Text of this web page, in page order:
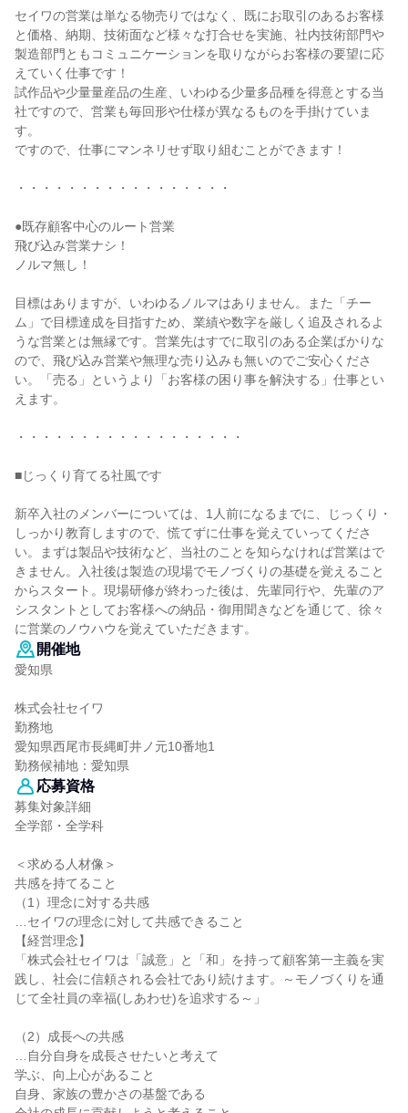
セイワの営業は単なる物売りではなく、既にお取引のあるお客様
と価格、納期、技術面など様々な打合せを実施、社内技術部門や
製造部門ともコミュニケーションを取りながらお客様の要望に応
えていく仕事です！
試作品や少量量産品の生産、いわゆる少量多品種を得意とする当
社ですので、営業も毎回形や仕様が異なるものを手掛けていま
す。
ですので、仕事にマンネリせず取り組むことができます！
・・・・・・・・・・・・・・・・・
●既存顧客中心のルート営業
飛び込み営業ナシ！
ノルマ無し！
目標はありますが、いわゆるノルマはありません。また「チー
ム」で目標達成を目指すため、業績や数字を厳しく追及されるよ
うな営業とは無縁です。営業先はすでに取引のある企業ばかりな
ので、飛び込み営業や無理な売り込みも無いのでご安心くださ
い。「売る」というより「お客様の困り事を解決する」仕事とい
えます。
・・・・・・・・・・・・・・・・・・
■じっくり育てる社風です
新卒入社のメンバーについては、1人前になるまでに、じっくり・
しっかり教育しますので、慌てずに仕事を覚えていってくださ
い。まずは製品や技術など、当社のことを知らなければ営業はで
きません。入社後は製造の現場でモノづくりの基礎を覚えること
からスタート。現場研修が終わった後は、先輩同行や、先輩のア
シスタントとしてお客様への納品・御用聞きなどを通じて、徐々
に営業のノウハウを覚えていただきます。
開催地
愛知県
株式会社セイワ
勤務地
愛知県西尾市長縄町井ノ元10番地1
勤務候補地：愛知県
応募資格
募集対象詳細
全学部・全学科
＜求める人材像＞
共感を持てること
（1）理念に対する共感
…セイワの理念に対して共感できること
【経営理念】
「株式会社セイワは「誠意」と「和」を持って顧客第一主義を実
践し、社会に信頼される会社であり続けます。～モノづくりを通
じて全社員の幸福(しあわせ)を追求する～」
（2）成長への共感
…自分自身を成長させたいと考えて
学ぶ、向上心があること
自身、家族の豊かさの基盤である